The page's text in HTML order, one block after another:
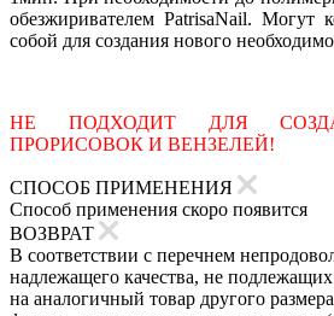
обезжиривателем PatrisaNail. Могут
собой для создания нового
НЕ ПОДХОДИТ ДЛЯ
ПРОРИСОВОК И ВЕНЗЕЛЕЙ!
СПОСОБ ПРИМЕНЕНИЯ
Способ применения скоро появится
ВОЗВРАТ
В соответствии с перечнем
надлежащего качества, не
на аналогичный товар другого